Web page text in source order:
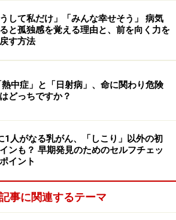
下がり、皮膚表面の血流が増えるた
状態です。そこに扇風機の風が加わ
え、翌朝の胃もたれや腹痛を引き起
や高齢者、胃腸が弱い人は「冷やし
です。
な使い方……熱中症・冷え対
ない
けるのではなく、部屋の空気を循環
しょう。扇風機の風は「汗の気化」
効果があるため、体表温を数度下げ
うして私だけ」「みんな幸せそう」 病気
と孤独感を覚える理由と、前を向く力を
す方法
熱中症」と「日射病」、命に関わり危険
どっちですか？
1人がなる乳がん、「しこり」以外の初
ンも？ 早期発見のためのセルフチェッ
イント
事に関連するテーマ